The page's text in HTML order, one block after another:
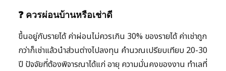
❓ ควรผ่อนบ้านหรือเช่าดี
ขึ้นอยู่กับรายได้ ค่าผ่อนไม่ควรเกิน 30% ของรายได้ ค่าเช่าถูก
กว่าก็เช่าแล้วนำส่วนต่างไปลงทุน คำนวณเปรียบเทียบ 20-30
ปี ปัจจัยที่ต้องพิจารณาได้แก่ อายุ ความมั่นคงของงาน ทำเลที่